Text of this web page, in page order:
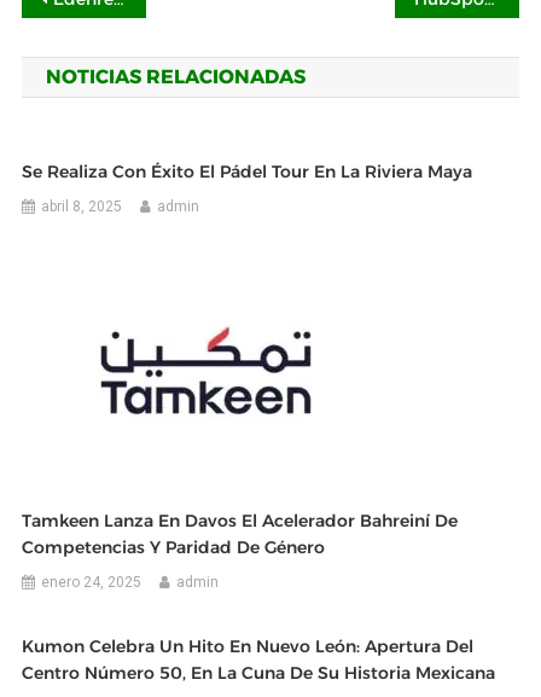
de
entradas
NOTICIAS RELACIONADAS
Se Realiza Con Éxito El Pádel Tour En La Riviera Maya
abril 8, 2025 admin
Tamkeen Lanza En Davos El Acelerador Bahreiní De
Competencias Y Paridad De Género
enero 24, 2025 admin
Kumon Celebra Un Hito En Nuevo León: Apertura Del
Centro Número 50, En La Cuna De Su Historia Mexicana